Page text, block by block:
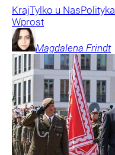
KrajTylko u NasPolityka
Wprost
Magdalena Frindt